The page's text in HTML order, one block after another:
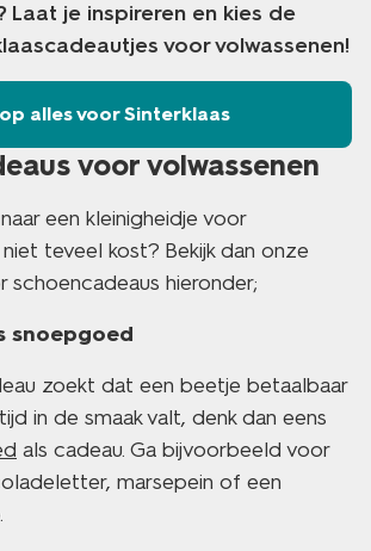
Laat je inspireren en kies de
voor volwassenen!
alles voor Sinterklaas
voor volwassenen
een kleinigheidje voor
teveel kost? Bekijk dan onze
schoencadeaus hieronder;
snoepgoed
zoekt dat een beetje betaalbaar
in de smaak valt, denk dan eens
als cadeau. Ga bijvoorbeeld voor
marsepein of een